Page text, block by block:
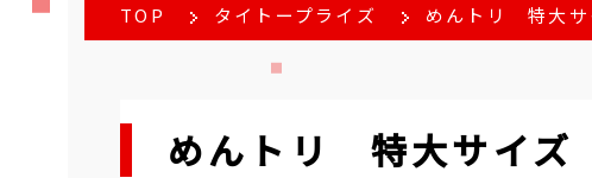
TOP タイトープライズ めんトリ 特大
めんトリ 特大サイズ